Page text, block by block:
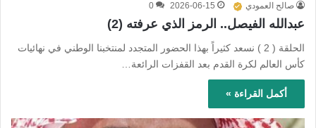
صالح العمودي 2026-06-15
0
عبدالله الفيصل.. الرمز الذي عرفته (2)
الحلقة ( 2 ) نسعد كثيراً بهذا الحضور المتجدد لمنتخبنا الوطني في نهائيات
كأس العالم لكرة القدم بعد القفزات الرائعة…
أكمل القراءة »